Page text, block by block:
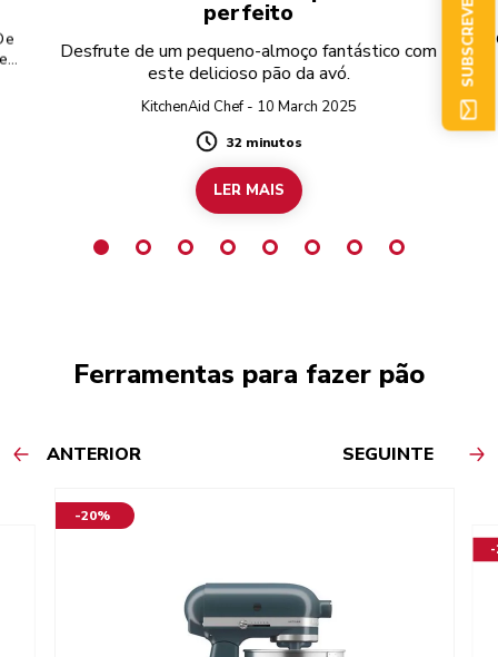
perfeito
Desfrute de um pequeno-almoço fantástico com
este delicioso pão da avó.
KitchenAid Chef - 10 March 2025
Duration
32 minutos
LER MAIS
Ferramentas para fazer pão
ANTERIOR SEGUINTE
-20%
-